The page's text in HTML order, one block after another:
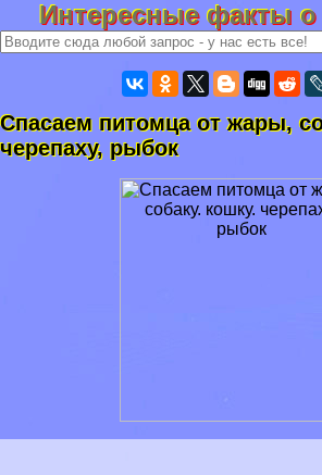
Интересные факты
Спасаем питомца от жары,
черепаху, рыбок